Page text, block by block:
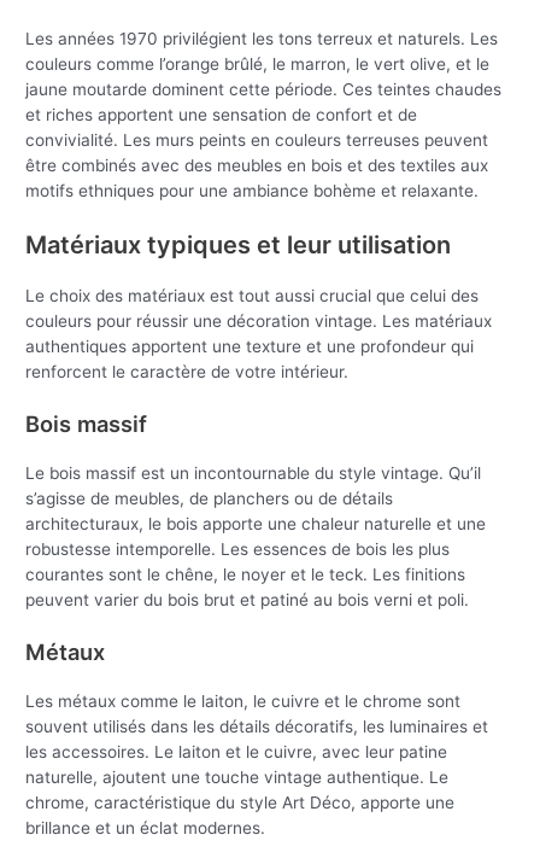
Les années 1970 privilégient les tons terreux et naturels. Les
couleurs comme l’orange brûlé, le marron, le vert olive, et le
jaune moutarde dominent cette période. Ces teintes chaudes
et riches apportent une sensation de confort et de
convivialité. Les murs peints en couleurs terreuses peuvent
être combinés avec des meubles en bois et des textiles aux
motifs ethniques pour une ambiance bohème et relaxante.
Matériaux typiques et leur utilisation
Le choix des matériaux est tout aussi crucial que celui des
couleurs pour réussir une décoration vintage. Les matériaux
authentiques apportent une texture et une profondeur qui
renforcent le caractère de votre intérieur.
Bois massif
Le bois massif est un incontournable du style vintage. Qu’il
s’agisse de meubles, de planchers ou de détails
architecturaux, le bois apporte une chaleur naturelle et une
robustesse intemporelle. Les essences de bois les plus
courantes sont le chêne, le noyer et le teck. Les finitions
peuvent varier du bois brut et patiné au bois verni et poli.
Métaux
Les métaux comme le laiton, le cuivre et le chrome sont
souvent utilisés dans les détails décoratifs, les luminaires et
les accessoires. Le laiton et le cuivre, avec leur patine
naturelle, ajoutent une touche vintage authentique. Le
chrome, caractéristique du style Art Déco, apporte une
brillance et un éclat modernes.